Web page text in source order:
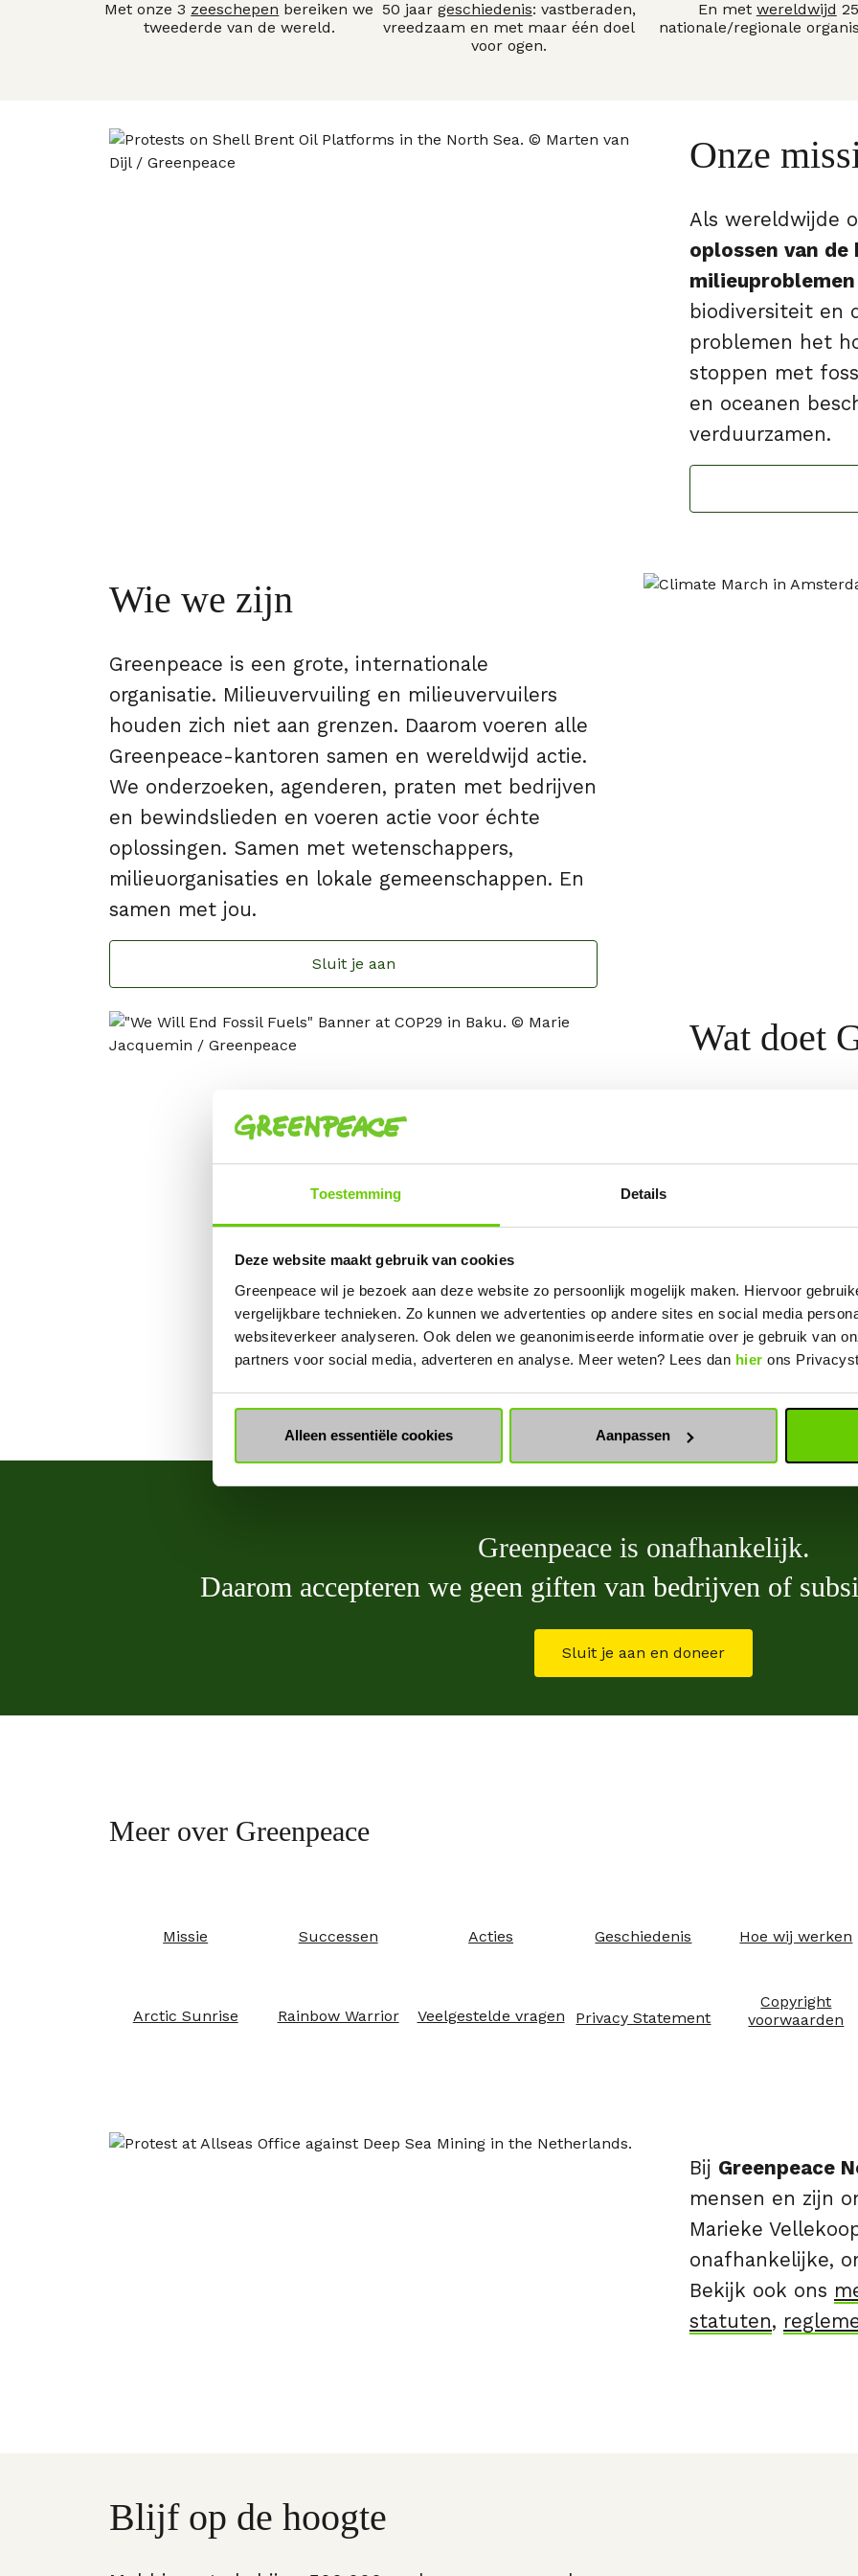
Toestemming Details
Deze website maakt gebruik van cookies
Greenpeace wil je bezoek aan deze website zo persoonlijk mogelijk maken. Hiervoor
vergelijkbare technieken. Zo kunnen we advertenties op andere sites en social media
websiteverkeer analyseren. Ook delen we geanonimiseerde informatie over je gebruik van
partners voor social media, adverteren en analyse. Meer weten? Lees dan hier ons
Alleen essentiële cookies Aanpassen
Met onze 3 zeeschepen bereiken we
tweederde van de wereld.
50 jaar geschiedenis: vastberaden,
vreedzaam en met maar één doel
voor ogen.
En met wereldwijd 25
nationale/regionale
Onze
Als wereldwijde
oplossen van
milieuproblemen
biodiversiteit en
problemen het
stoppen met
en oceanen
verduurzamen.
Wie we zijn
Greenpeace is een grote, internationale
organisatie. Milieuvervuiling en milieuvervuilers
houden zich niet aan grenzen. Daarom voeren alle
Greenpeace-kantoren samen en wereldwijd actie.
We onderzoeken, agenderen, praten met bedrijven
en bewindslieden en voeren actie voor échte
oplossingen. Samen met wetenschappers,
milieuorganisaties en lokale gemeenschappen. En
samen met jou.
Sluit je aan
Wat doet
Greenpeace
de oorzaken
klimaatcrisis.
middel van
vreedzaam
stimuleren
Greenpeace is onafhankelijk.
Daarom accepteren we geen giften van bedrijven of
Sluit je aan en doneer
Meer over Greenpeace
Missie Successen Acties Geschiedenis Hoe wij werken
Arctic Sunrise Rainbow Warrior Veelgestelde vragen Privacy Statement
Copyright
voorwaarden
Bij Greenpeace
mensen en zijn
Marieke
onafhankelijke,
Bekijk ook ons
statuten,
Blijf op de hoogte